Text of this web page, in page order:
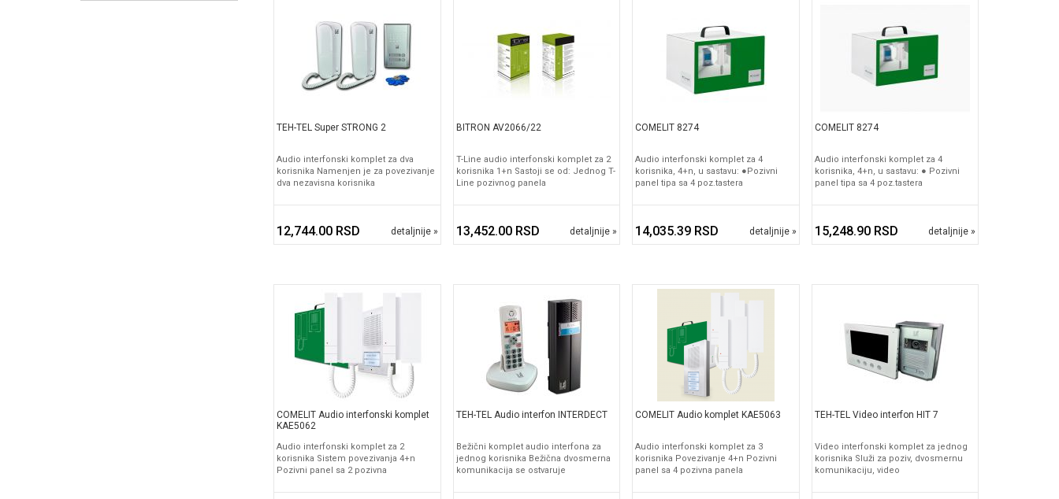
TEH-TEL Super STRONG 2
Audio interfonski komplet za dva
korisnika Namenjen je za povezivanje
dva nezavisna korisnika
12,744.00 RSD detaljnije »
BITRON AV2066/22
T-Line audio interfonski komplet za 2
korisnika 1+n Sastoji se od: Jednog T-
Line pozivnog panela
13,452.00 RSD detaljnije »
COMELIT 8274
Audio interfonski komplet za 4
korisnika, 4+n, u sastavu: ●Pozivni
panel tipa sa 4 poz.tastera
14,035.39 RSD detaljnije »
COMELIT 8274
Audio interfonski komplet za 4
korisnika, 4+n, u sastavu: ● Pozivni
panel tipa sa 4 poz.tastera
15,248.90 RSD detaljnije »
COMELIT Audio interfonski komplet
KAE5062
Audio interfonski komplet za 2
korisnika Sistem povezivanja 4+n
Pozivni panel sa 2 pozivna
TEH-TEL Audio interfon INTERDECT
Bežični komplet audio interfona za
jednog korisnika Bežična dvosmerna
komunikacija se ostvaruje
COMELIT Audio komplet KAE5063
Audio interfonski komplet za 3
korisnika Povezivanje 4+n Pozivni
panel sa 4 pozivna panela
TEH-TEL Video interfon HIT 7
Video interfonski komplet za jednog
korisnika Služi za poziv, dvosmernu
komunikaciju, video